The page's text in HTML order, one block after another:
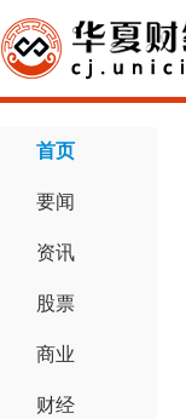
首页
要闻
资讯
股票
商业
财经